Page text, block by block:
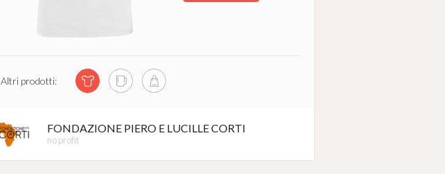
Altri prodotti:
FONDAZIONE PIERO E LUCILLE CORTI
no profit